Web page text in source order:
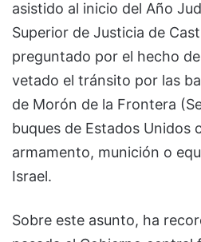
asistido al inicio del Año
Superior de Justicia de
preguntado por el hecho
vetado el tránsito por las
de Morón de la Frontera
buques de Estados Unidos
armamento, munición o
Israel.
Sobre este asunto, ha